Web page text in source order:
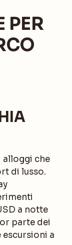
PER
alloggi che
di lusso.
a notte
parte dei
a